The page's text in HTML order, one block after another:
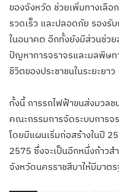
ของจังหวัด ช่วยเพิ่มทางเลือ
รวดเร็ว และปลอดภัย รองรั
ในอนาคต อีกทั้งยังมีส่วนช่ว
ปัญหาการจราจรและมลพิษ
ชีวิตของประชาชนในระยะยาว
ทั้งนี้ การรถไฟฟ้าขนส่งมวลช
คณะกรรมการจัดระบบการจ
โดยมีแผนเริ่มก่อสร้างในปี
2575 ซึ่งจะเป็นอีกหนึ่งก้าว
จังหวัดนครราชสีมาให้มีมาต